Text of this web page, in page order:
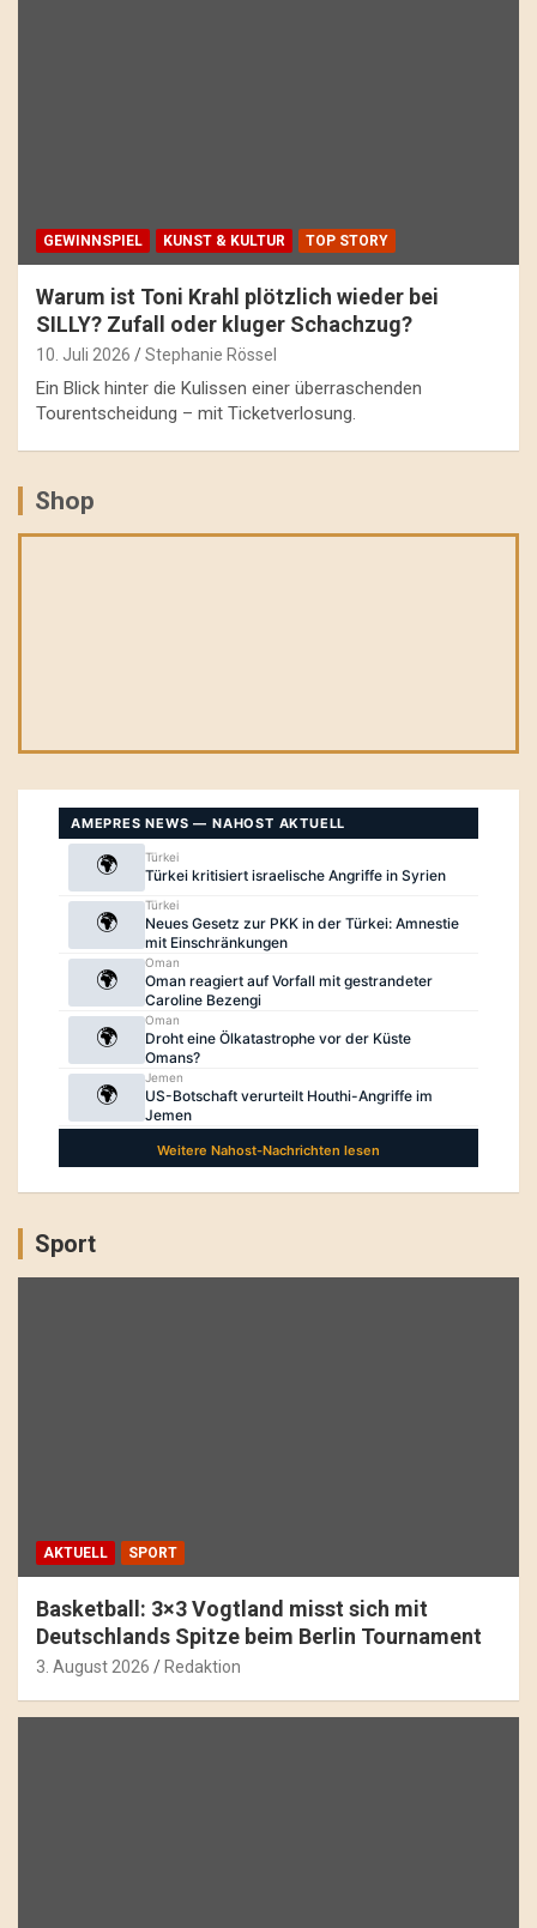
GEWINNSPIEL KUNST & KULTUR TOP STORY
Warum ist Toni Krahl plötzlich wieder bei
SILLY? Zufall oder kluger Schachzug?
10. Juli 2026 Stephanie Rössel
Ein Blick hinter die Kulissen einer überraschenden
Tourentscheidung – mit Ticketverlosung.
Shop
Sport
AKTUELL SPORT
Basketball: 3×3 Vogtland misst sich mit
Deutschlands Spitze beim Berlin Tournament
3. August 2026 Redaktion